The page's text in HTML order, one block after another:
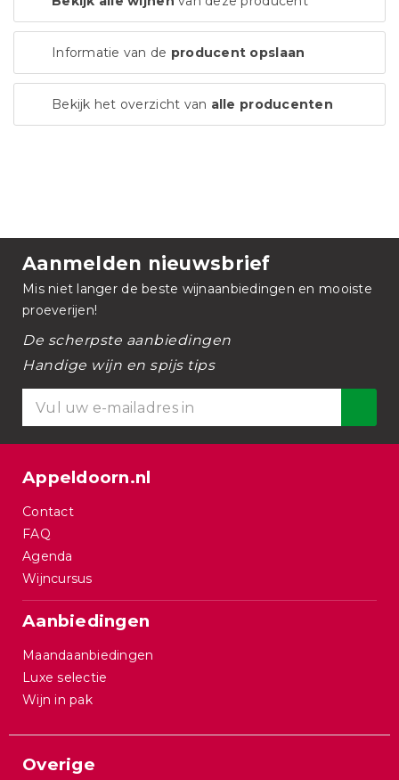
Informatie van de producent opslaan
Bekijk het overzicht van alle producenten
Aanmelden nieuwsbrief
Mis niet langer de beste wijnaanbiedingen en mooiste
proeverijen!
De scherpste aanbiedingen
Handige wijn en spijs tips
Appeldoorn.nl
Contact
FAQ
Agenda
Wijncursus
Aanbiedingen
Maandaanbiedingen
Luxe selectie
Wijn in pak
Overige